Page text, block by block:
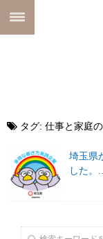
タグ: 仕事と家庭
埼玉県
した。...